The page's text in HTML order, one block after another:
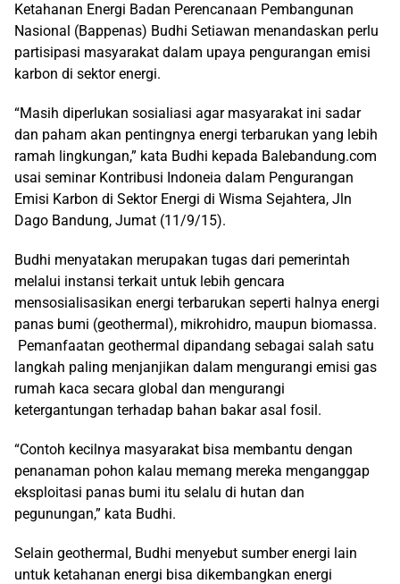
Ketahanan Energi Badan Perencanaan Pembangunan
Nasional (Bappenas) Budhi Setiawan menandaskan perlu
partisipasi masyarakat dalam upaya pengurangan emisi
karbon di sektor energi.
“Masih diperlukan sosialiasi agar masyarakat ini sadar
dan paham akan pentingnya energi terbarukan yang lebih
ramah lingkungan,” kata Budhi kepada Balebandung.com
usai seminar Kontribusi Indoneia dalam Pengurangan
Emisi Karbon di Sektor Energi di Wisma Sejahtera, Jln
Dago Bandung, Jumat (11/9/15).
Budhi menyatakan merupakan tugas dari pemerintah
melalui instansi terkait untuk lebih gencara
mensosialisasikan energi terbarukan seperti halnya energi
panas bumi (geothermal), mikrohidro, maupun biomassa.
Pemanfaatan geothermal dipandang sebagai salah satu
langkah paling menjanjikan dalam mengurangi emisi gas
rumah kaca secara global dan mengurangi
ketergantungan terhadap bahan bakar asal fosil.
“Contoh kecilnya masyarakat bisa membantu dengan
penanaman pohon kalau memang mereka menganggap
eksploitasi panas bumi itu selalu di hutan dan
pegunungan,” kata Budhi.
Selain geothermal, Budhi menyebut sumber energi lain
untuk ketahanan energi bisa dikembangkan energi